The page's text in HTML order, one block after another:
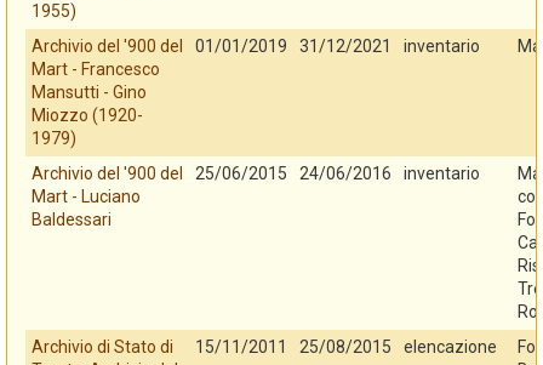
1955)
Archivio del '900 del
Mart - Francesco
Mansutti - Gino
Miozzo (1920-
1979)
01/01/2019 31/12/2021 inventario
Archivio del '900 del
Mart - Luciano
Baldessari
25/06/2015 24/06/2016 inventario
Archivio di Stato di
15/11/2011 25/08/2015 elencazione